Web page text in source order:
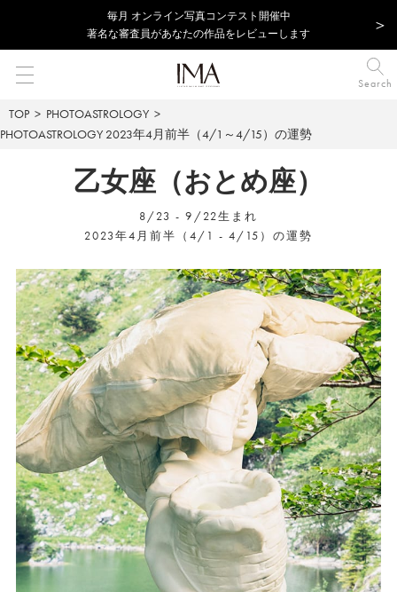
毎⽉ オンライン写真コンテスト開催中
著名な審査員があなたの作品をレビューします
Search
TOP
PHOTOASTROLOGY
PHOTOASTROLOGY 2023年4月前半（4/1～4/15）の運勢
乙女座（おとめ座）
8/23 - 9/22生まれ
2023年4月前半（4/1 - 4/15）の運勢